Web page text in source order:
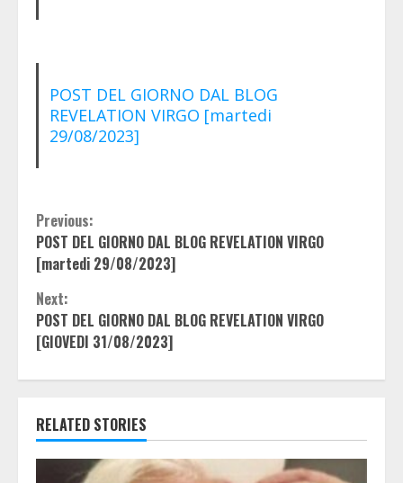
POST DEL GIORNO DAL BLOG
REVELATION VIRGO [martedi
29/08/2023]
Continue
Reading
Previous:
POST DEL GIORNO DAL BLOG REVELATION VIRGO
[martedi 29/08/2023]
Next:
POST DEL GIORNO DAL BLOG REVELATION VIRGO
[GIOVEDI 31/08/2023]
RELATED STORIES